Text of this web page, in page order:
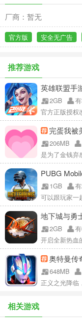
厂商：暂无
官方版 安全无广告
推荐游戏
英雄联盟手
2GB
官方正版授权
完蛋我被
206MB
是为了金钱弃
PUBG
1GB
可以跟玩家一
地下城与勇
2GB
开启全新热血
奥特曼传
648MB
正义之光降临
相关游戏